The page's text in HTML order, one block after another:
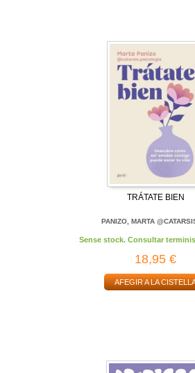
TRÁTATE BIEN
PANIZO, MARTA
Sense stock. Consultar
18,95 €
AFEGIR A LA